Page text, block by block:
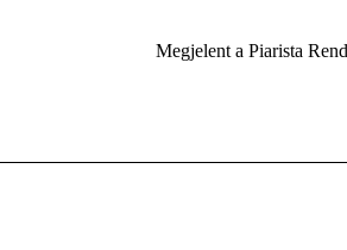
Megjelent a Piarista